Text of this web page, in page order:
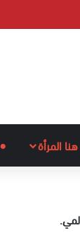
هنا المرأة